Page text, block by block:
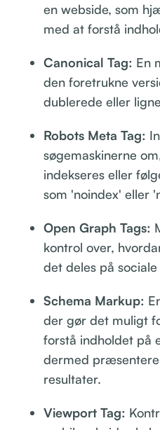
en webside, som
med at forstå
Canonical Tag: En
den foretrukne
dublerede eller
Robots Meta Tag:
søgemaskinerne
indekseres eller
som 'noindex' eller
Open Graph Tags:
kontrol over,
det deles på
Schema Markup:
der gør det muligt
forstå indholdet på
dermed
resultater.
Viewport Tag: